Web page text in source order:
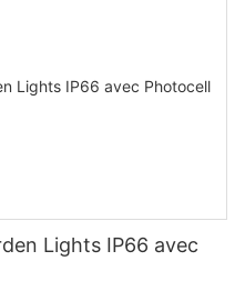
Lights IP66 avec